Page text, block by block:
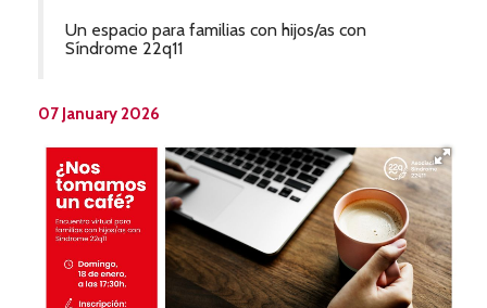
Un espacio para familias con hijos/as con
Síndrome 22q11
07 January 2026